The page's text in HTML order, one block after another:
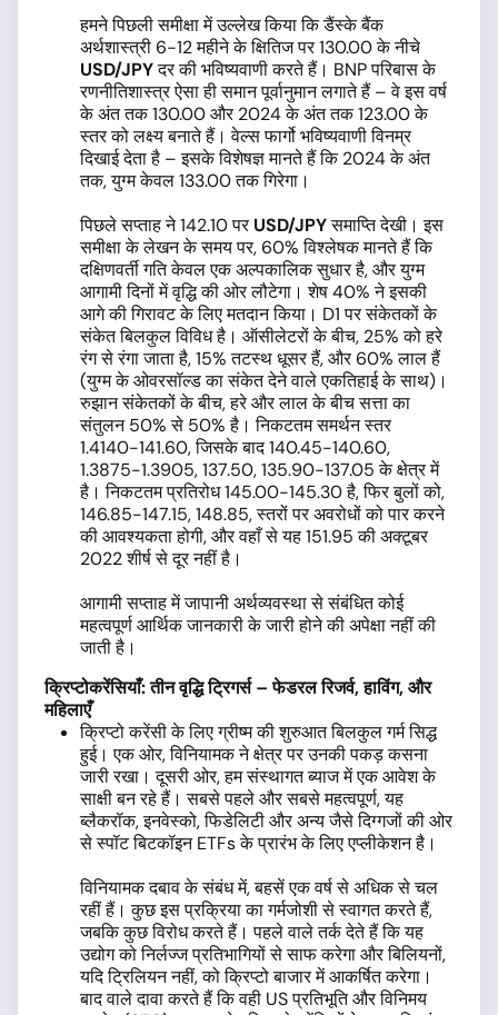
हमने पिछली समीक्षा में उल्लेख किया कि डैंस्के बैंक
अर्थशास्त्री 6-12 महीने के क्षितिज पर 130.00 के नीचे
USD/JPYदर की भविष्यवाणी करते हैं। BNP परिबास के
रणनीतिशास्त्र ऐसा ही समान पूर्वानुमान लगाते हैं – वे इस वर्ष
के अंत तक 130.00 और 2024 के अंत तक 123.00 के
स्तर को लक्ष्य बनाते हैं। वेल्स फार्गो भविष्यवाणी विनम्र
दिखाई देता है – इसके विशेषज्ञ मानते हैं कि 2024 के अंत
तक, युग्म केवल 133.00 तक गिरेगा।
पिछले सप्ताह ने 142.10 परUSD/JPYसमाप्ति देखी। इस
समीक्षा के लेखन के समय पर, 60% विश्लेषक मानते हैं कि
दक्षिणवर्ती गति केवल एक अल्पकालिक सुधार है, और युग्म
आगामी दिनों में वृद्धि की ओर लौटेगा। शेष 40% ने इसकी
आगे की गिरावट के लिए मतदान किया। D1 पर संकेतकों के
संकेत बिलकुल विविध है। ऑसीलेटरों के बीच, 25% को हरे
रंग से रंगा जाता है, 15% तटस्थ धूसर हैं, और 60% लाल हैं
(युग्म के ओवरसॉल्ड का संकेत देने वाले एकतिहाई के साथ)।
रुझान संकेतकों के बीच, हरे और लाल के बीच सत्ता का
संतुलन 50% से 50% है। निकटतम समर्थन स्तर
1.4140-141.60, जिसके बाद 140.45-140.60,
1.3875-1.3905, 137.50, 135.90-137.05 के क्षेत्र में
है। निकटतम प्रतिरोध 145.00-145.30 है, फिर बुलों को,
146.85-147.15, 148.85, स्तरों पर अवरोधों को पार करने
की आवश्यकता होगी, और वहाँ से यह 151.95 की अक्टूबर
2022 शीर्ष से दूर नहीं है।
आगामी सप्ताह में जापानी अर्थव्यवस्था से संबंधित कोई
महत्वपूर्ण आर्थिक जानकारी के जारी होने की अपेक्षा नहीं की
जाती है।
क्रिप्टोकरेंसियाँ: तीन वृद्धि ट्रिगर्स – फेडरल रिजर्व, हाविंग, और
महिलाएँ
क्रिप्टो करेंसी के लिए ग्रीष्म की शुरुआत बिलकुल गर्म सिद्ध
हुई। एक ओर, विनियामक ने क्षेत्र पर उनकी पकड़ कसना
जारी रखा। दूसरी ओर, हम संस्थागत ब्याज में एक आवेश के
साक्षी बन रहे हैं। सबसे पहले और सबसे महत्वपूर्ण, यह
ब्लैकरॉक, इनवेस्को, फिडेलिटी और अन्य जैसे दिग्गजों की ओर
से स्पॉट बिटकॉइन ETFs के प्रारंभ के लिए एप्लीकेशन है।
विनियामक दबाव के संबंध में, बहसें एक वर्ष से अधिक से चल
रहीं हैं। कुछ इस प्रक्रिया का गर्मजोशी से स्वागत करते हैं,
जबकि कुछ विरोध करते हैं। पहले वाले तर्क देते हैं कि यह
उद्योग को निर्लज्ज प्रतिभागियों से साफ करेगा और बिलियनों,
यदि ट्रिलियन नहीं, को क्रिप्टो बाजार में आकर्षित करेगा।
बाद वाले दावा करते हैं कि वही US प्रतिभूति और विनिमय